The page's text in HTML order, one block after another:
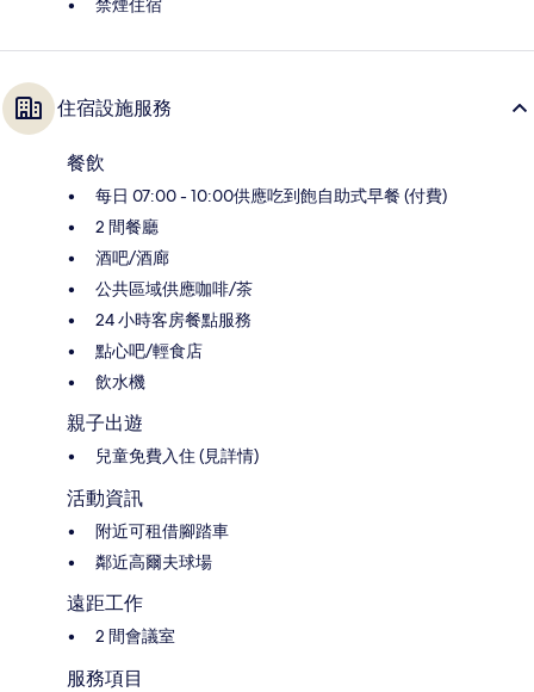
禁煙住宿
住宿設施服務
餐飲
每日 07:00 - 10:00供應吃到飽自助式早餐 (付費)
2 間餐廳
酒吧/酒廊
公共區域供應咖啡/茶
24 小時客房餐點服務
點心吧/輕食店
飲水機
親子出遊
兒童免費入住 (見詳情)
活動資訊
附近可租借腳踏車
鄰近高爾夫球場
遠距工作
2 間會議室
服務項目